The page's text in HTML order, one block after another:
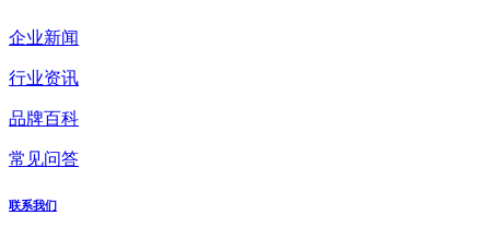
企业新闻
行业资讯
品牌百科
常见问答
联系我们